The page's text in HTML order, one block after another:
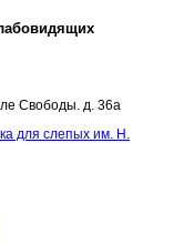
Свободы. д. 36а